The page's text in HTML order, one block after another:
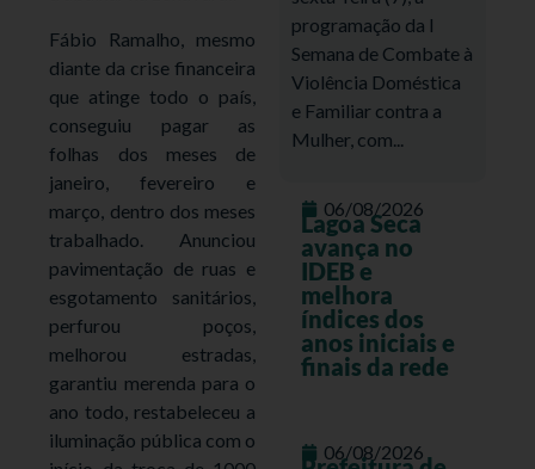
Fábio Ramalho, mesmo
diante da crise financeira
que atinge todo o país,
conseguiu pagar as
folhas dos meses de
janeiro, fevereiro e
março, dentro dos meses
trabalhado. Anunciou
pavimentação de ruas e
esgotamento sanitários,
perfurou poços,
melhorou estradas,
garantiu merenda para o
ano todo, restabeleceu a
iluminação pública com o
programação da I
Semana de Combate à
Violência Doméstica
e Familiar contra a
Mulher, com...
06/08/2026
Lagoa Seca
avança no
IDEB e
melhora
índices dos
anos iniciais e
finais da rede
06/08/2026